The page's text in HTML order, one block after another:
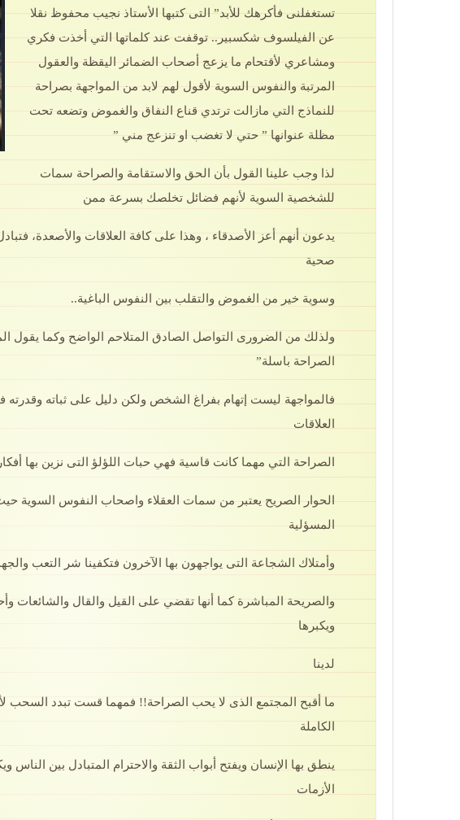
تستغفلنى فأكرهك للأبد” التى كتبها الأستاذ نجيب محفوظ نقلا
عن الفيلسوف شكسبير.. توقفت عند كلماتها التي أخذت فكري
ومشاعري لأقتحام ما يزعج أصحاب الضمائر اليقظة والعقول
المرتبة والنفوس السوية لأقول لهم لابد من المواجهة بصراحة
للنماذج التي مازالت ترتدي قناع النفاق والغموض وتضعه تحت
مظلة عنوانها ” حتي لا تغضب او تنزعج مني ”
لذا وجب علينا القول بأن الحق والاستقامة والصراحة سمات
للشخصية السوية لأنهم فضائل تخلصك بسرعة ممن
يدعون أنهم أعز الأصدقاء ، وهذا على كافة العلاقات والأصعدة،
صحية
وسوية خير من الغموض والتقلب بين النفوس الباغية..
ولذلك من الضرورى التواصل الصادق المتلاحم الواضح وكما يقول
الصراحة باسلة”
فالمواجهة ليست إتهام بفراغ الشخص ولكن دليل على ثباته
العلاقات
الصراحة التي مهما كانت قاسية فهي حبات اللؤلؤ التى نزين بها
الحوار الصريح يعتبر من سمات العقلاء واصحاب النفوس السوية
المسؤلية
وأمتلاك الشجاعة التى يواجهون بها الآخرون فتكفينا شر التعب
والصريحة المباشرة كما أنها تقضي على القيل والقال والشائعات
ويكبرها
لدينا
ما أقبح المجتمع الذى لا يحب الصراحة!! فمهما قست تبدد السحب
الكاملة
ينطق بها الإنسان ويفتح أبواب الثقة والاحترام المتبادل بين
الأزمات